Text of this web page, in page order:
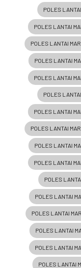
POLES
POLES LANTAI
POLES LANTAI
POLES LANTAI
POLES LANTAI
POLES
POLES LANTAI
POLES LANTAI
POLES LANTAI
POLES LANTAI
POLES
POLES LANTAI
POLES LANTAI
POLES LANTAI
POLES LANTAI
POLES LANTAI